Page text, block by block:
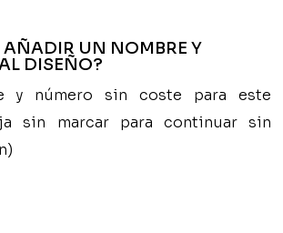
AÑADIR UN NOMBRE Y
DISEÑO?
y número sin coste para este
sin marcar para continuar sin